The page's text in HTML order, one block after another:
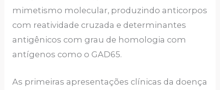
mimetismo molecular, produzindo anticorpos
com reatividade cruzada e determinantes
antigênicos com grau de homologia com
antígenos como o GAD65.
As primeiras apresentações clínicas da doença